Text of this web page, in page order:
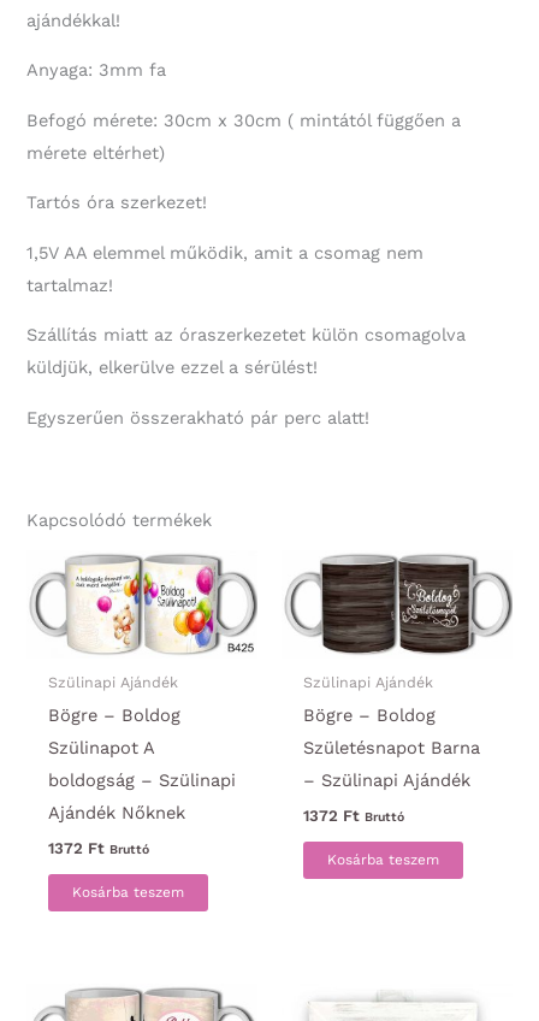
ajándékkal!
Anyaga: 3mm fa
Befogó mérete: 30cm x 30cm ( mintától függően a
mérete eltérhet)
Tartós óra szerkezet!
1,5V AA elemmel működik, amit a csomag nem
tartalmaz!
Szállítás miatt az óraszerkezetet külön csomagolva
küldjük, elkerülve ezzel a sérülést!
Egyszerűen összerakható pár perc alatt!
Kapcsolódó termékek
Szülinapi Ajándék
Bögre – Boldog
Szülinapot A
boldogság – Szülinapi
Ajándék Nőknek
1372 Ft Bruttó
Kosárba teszem
Szülinapi Ajándék
Bögre – Boldog
Születésnapot Barna
– Szülinapi Ajándék
1372 Ft Bruttó
Kosárba teszem